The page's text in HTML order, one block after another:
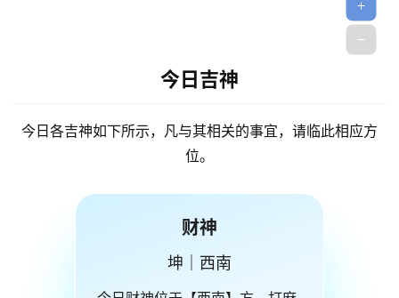
今日吉神
今日各吉神如下所示，凡与其相关的事宜，请临此相应方
位。
财神
坤｜西南